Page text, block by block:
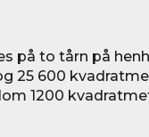
på to tårn på
25 600
1200